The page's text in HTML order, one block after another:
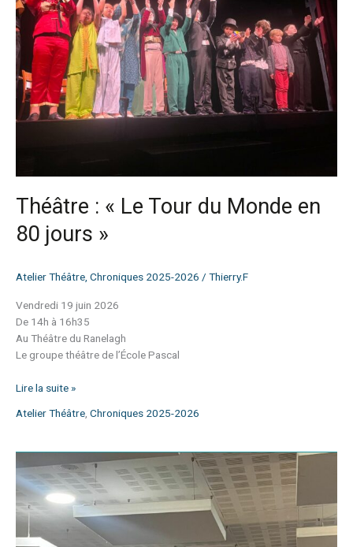
Théâtre : « Le Tour du Monde en
80 jours »
Atelier Théâtre Chroniques 2025-2026 / Thierry.F
Vendredi 19 juin 2026
De 14h à 16h35
Au Théâtre du Ranelagh
Le groupe théâtre de l’École Pascal
du
Monde
en
80
jours »
Lire la suite »
Atelier Théâtre Chroniques 2025-2026
Palmarès
Quatrième